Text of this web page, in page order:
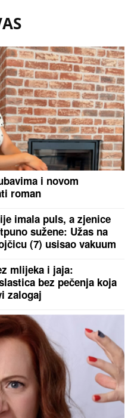
i novom
roman
imala puls, a zjenice
sužene: Užas na
(7) usisao vakuum
mlijeka i jaja:
bez pečenja koja
zalogaj